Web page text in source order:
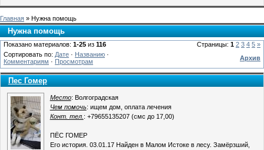
Главная » Нужна помощь
Нужна помощь
Показано материалов: 1-25 из 116 Страницы: 1 2 3 4 5 »
Сортировать по: Дате · Названию ·
Комментариям · Просмотрам Архив
Пес Гомер
Место: Волгоградская
Чем помочь: ищем дом, оплата лечения
Конт. тел. : +79655135207 (смс до 17,00)
ПЁС ГОМЕР
Его история. 03.01.17 Найден в Малом Истоке в лесу. Замёрзший,